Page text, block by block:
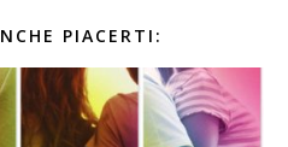
PIACERTI: